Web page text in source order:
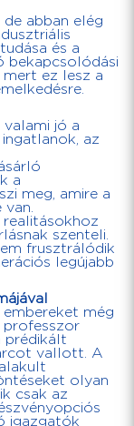
abban elég
és a
bekapcsolódási
mert ez lesz a
valami jó a
az
a
meg, amire a
van.
realitásokhoz
szenteli.
frusztrálódik
legújabb
még
professzor
prédikált
vallott. A
olyan
csak az
igazgatók